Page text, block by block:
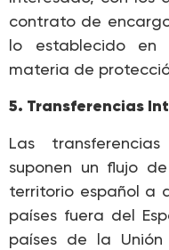
contrato de
lo establecido en
materia de
5. Transferencias
Las
suponen un flujo
territorio español a
países fuera del
países de la Unión